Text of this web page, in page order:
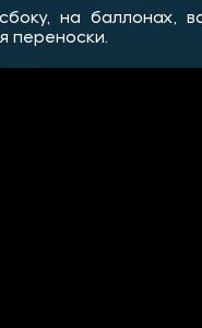
на баллонах,
переноски.